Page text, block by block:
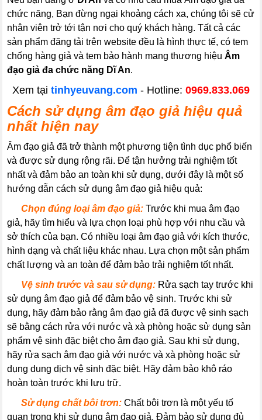
chức năng, Bạn đừng ngại khoảng cách xa, chúng tôi sẽ cử
nhân viên trở tới tận nơi cho quý khách hàng. Tất cả các
sản phẩm đăng tải trên website đều là hình thực tế, có tem
chống hàng giả và tem bảo hành mang thương hiệuÂm
đạo giả đa chức năng Dĩ An.
Xem tại tinhyeuvang.com - Hotline: 0969.833.069
Cách sử dụng âm đạo giả hiệu quả
nhất hiện nay
Âm đạo giả đã trở thành một phương tiện tình dục phổ biến
và được sử dụng rộng rãi. Để tận hưởng trải nghiệm tốt
nhất và đảm bảo an toàn khi sử dụng, dưới đây là một số
hướng dẫn cách sử dụng âm đạo giả hiệu quả:
Chọn đúng loại âm đạo giả: Trước khi mua âm đạo
giả, hãy tìm hiểu và lựa chọn loại phù hợp với nhu cầu và
sở thích của bạn. Có nhiều loại âm đạo giả với kích thước,
hình dạng và chất liệu khác nhau. Lựa chọn một sản phẩm
chất lượng và an toàn để đảm bảo trải nghiệm tốt nhất.
Vệ sinh trước và sau sử dụng: Rửa sạch tay trước khi
sử dụng âm đạo giả để đảm bảo vệ sinh. Trước khi sử
dụng, hãy đảm bảo rằng âm đạo giả đã được vệ sinh sạch
sẽ bằng cách rửa với nước và xà phòng hoặc sử dụng sản
phẩm vệ sinh đặc biệt cho âm đạo giả. Sau khi sử dụng,
hãy rửa sạch âm đạo giả với nước và xà phòng hoặc sử
dụng dung dịch vệ sinh đặc biệt. Hãy đảm bảo khô ráo
hoàn toàn trước khi lưu trữ.
Sử dụng chất bôi trơn: Chất bôi trơn là một yếu tố
quan trọng khi sử dụng âm đạo giả. Đảm bảo sử dụng đủ